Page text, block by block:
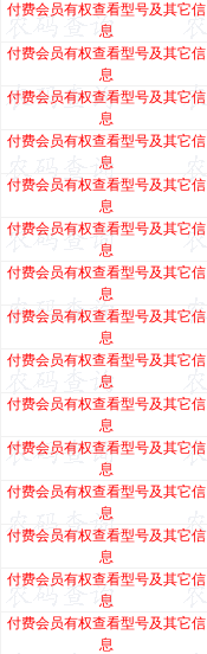
付费会员有权查看型号及其它信
息
付费会员有权查看型号及其它信
息
付费会员有权查看型号及其它信
息
付费会员有权查看型号及其它信
息
付费会员有权查看型号及其它信
息
付费会员有权查看型号及其它信
息
付费会员有权查看型号及其它信
息
付费会员有权查看型号及其它信
息
付费会员有权查看型号及其它信
息
付费会员有权查看型号及其它信
息
付费会员有权查看型号及其它信
息
付费会员有权查看型号及其它信
息
付费会员有权查看型号及其它信
息
付费会员有权查看型号及其它信
息
付费会员有权查看型号及其它信
息